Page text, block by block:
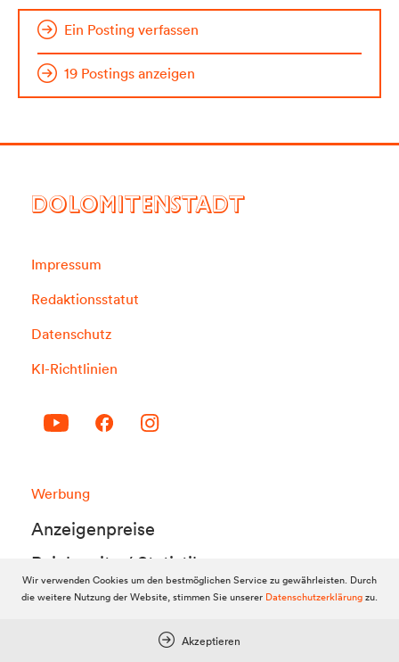
Ein Posting verfassen
19 Postings anzeigen
DOLOMITENSTADT
Impressum
Redaktionsstatut
Datenschutz
KI-Richtlinien
Werbung
Anzeigenpreise
Reichweite / Statistik
Anfragen / Kontakt
Wir verwenden Cookies um den bestmöglichen Service zu gewährleisten. Durch
die weitere Nutzung der Website, stimmen Sie unserer Datenschutzerklärungzu.
Akzeptieren